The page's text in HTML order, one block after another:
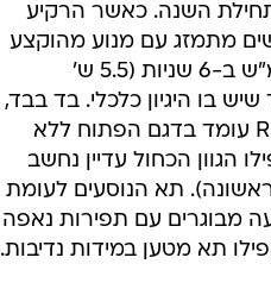
השנה. כאשר הרקיע
מתמזג עם מנוע מהוקצע
שמאיץ ל-100 קמ"ש ב-6 שניות (5.5 ש'
בו היגיון כלכלי. בד בבד,
הפורמט של גולף R עומד בדגם הפתוח ללא
הגוון הכחול עדיין נחשב
תא הנוסעים לעומת
מבוגרים עם תפירות נאפה
תא מטען במידות נדיבות.